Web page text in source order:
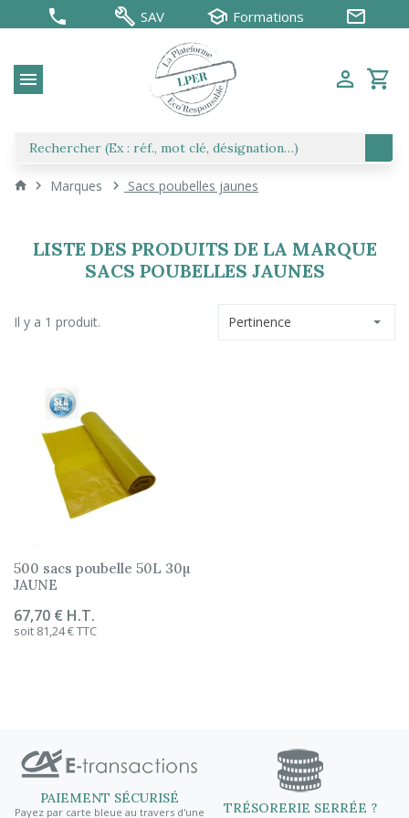
SAV Formations
Marques Sacs poubelles jaunes
LISTE DES PRODUITS DE LA MARQUE
SACS POUBELLES JAUNES
Il y a 1 produit. Pertinence
500 sacs poubelle 50L 30µ
JAUNE
Prix
67,70 € H.T.
soit 81,24 € TTC
PAIEMENT SÉCURISÉ
Payez par carte bleue au travers d'une TRÉSORERIE SERRÉE ?